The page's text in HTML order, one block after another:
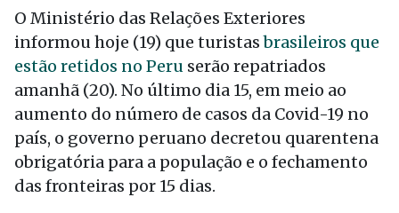
O Ministério das Relações Exteriores
informou hoje (19) que turistasbrasileiros que
estão retidos no Peru serão repatriados
amanhã (20). No último dia 15, em meio ao
aumento do número de casos da Covid-19 no
país, o governo peruano decretou quarentena
obrigatória para a população e o fechamento
das fronteiras por 15 dias.